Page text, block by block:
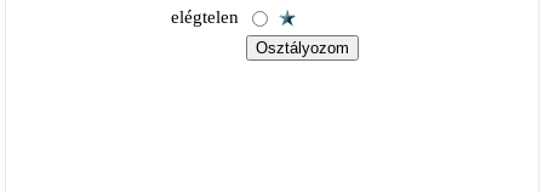
elégtelen